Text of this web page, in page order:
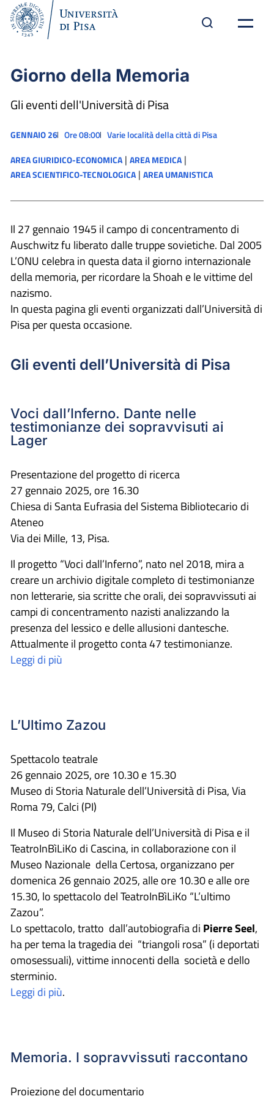
Giorno della Memoria
Gli eventi dell'Università di Pisa
GENNAIO 26 Ore 08:00 Varie località della città di Pisa
AREA GIURIDICO-ECONOMICA | AREA MEDICA |
AREA SCIENTIFICO-TECNOLOGICA | AREA UMANISTICA
Il 27 gennaio 1945 il campo di concentramento di
Auschwitz fu liberato dalle truppe sovietiche. Dal 2005
L’ONU celebra in questa data il giorno internazionale
della memoria, per ricordare la Shoah e le vittime del
nazismo.
In questa pagina gli eventi organizzati dall’Università di
Pisa per questa occasione.
Gli eventi dell’Università di Pisa
Voci dall’Inferno. Dante nelle
testimonianze dei sopravvisuti ai
Lager
Presentazione del progetto di ricerca
27 gennaio 2025, ore 16.30
Chiesa di Santa Eufrasia del Sistema Bibliotecario di
Ateneo
Via dei Mille, 13, Pisa.
Il progetto “Voci dall’Inferno”, nato nel 2018, mira a
creare un archivio digitale completo di testimonianze
non letterarie, sia scritte che orali, dei sopravvissuti ai
campi di concentramento nazisti analizzando la
presenza del lessico e delle allusioni dantesche.
Attualmente il progetto conta 47 testimonianze.
Leggi di più
L’Ultimo Zazou
Spettacolo teatrale
26 gennaio 2025, ore 10.30 e 15.30
Museo di Storia Naturale dell’Università di Pisa, Via
Roma 79, Calci (PI)
Il Museo di Storia Naturale dell’Università di Pisa e il
TeatroInBìLiKo di Cascina, in collaborazione con il
Museo Nazionale della Certosa, organizzano per
domenica 26 gennaio 2025, alle ore 10.30 e alle ore
15.30, lo spettacolo del TeatroInBìLiKo “L’ultimo
Zazou”.
Lo spettacolo, tratto dall’autobiografia di Pierre Seel,
ha per tema la tragedia dei “triangoli rosa” (i deportati
omosessuali), vittime innocenti della società e dello
sterminio.
Leggi di più.
Memoria. I sopravvissuti raccontano
Proiezione del documentario